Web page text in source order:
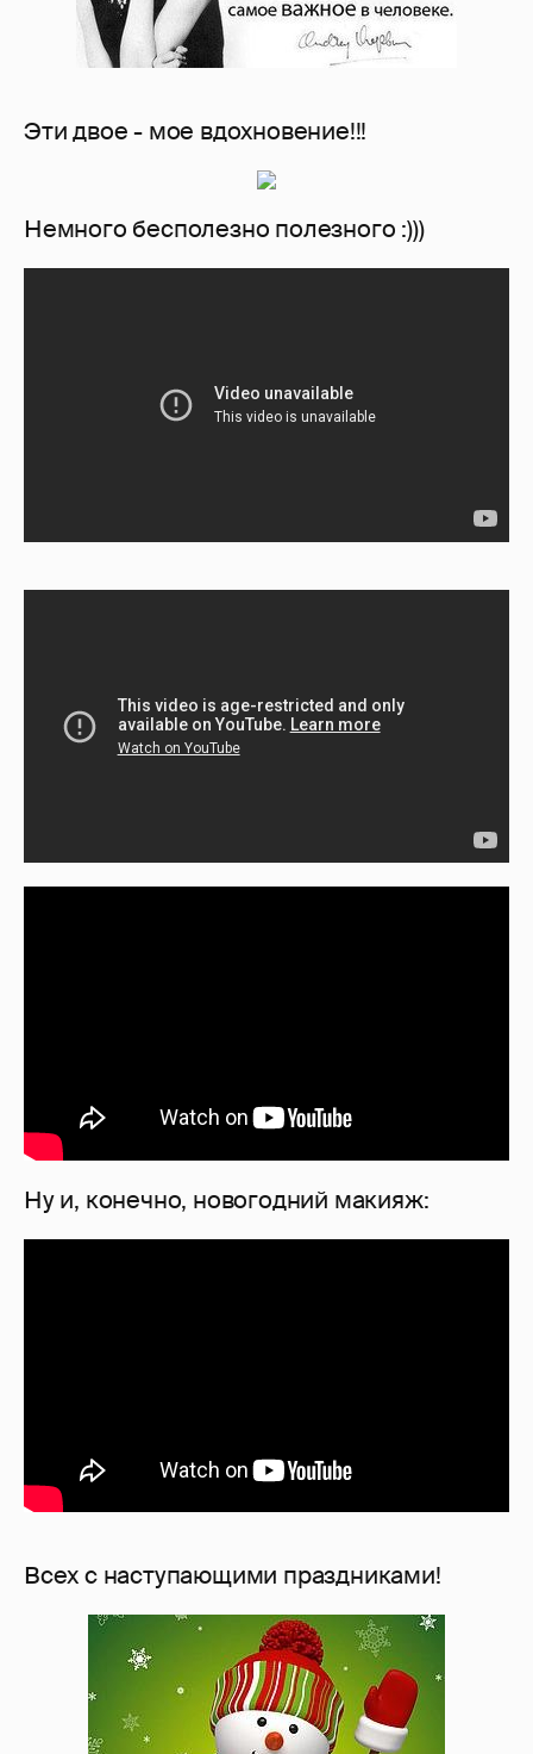
Эти двое - мое вдохновение!!!
Немного бесполезно полезного :)))
Ну и, конечно, новогодний макияж:
Всех с наступающими праздниками!